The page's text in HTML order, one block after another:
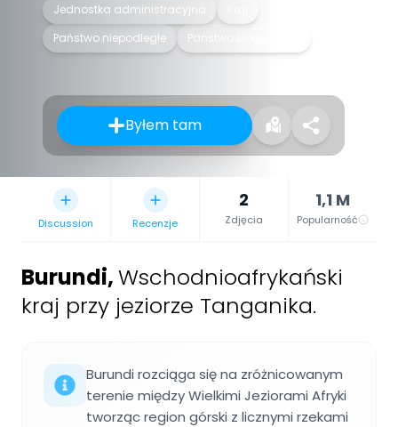
Jednostka administracyjna
Państwo niepodległe
Państwo śródlądowe
Byłem tam
Discussion Recenzje
2
Zdjęcia
1,1 M
Popularność
Burundi,Wschodnioafrykański
kraj przy jeziorze Tanganika.
Burundi rozciąga się na zróżnicowanym
terenie między Wielkimi Jeziorami Afryki
tworząc region górski z licznymi rzekami